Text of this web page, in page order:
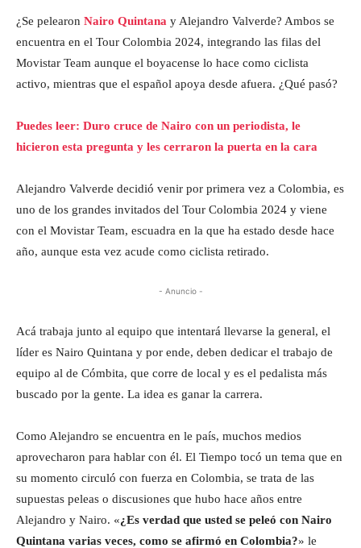
¿Se pelearon Nairo Quintana y Alejandro Valverde? Ambos se
encuentra en el Tour Colombia 2024, integrando las filas del
Movistar Team aunque el boyacense lo hace como ciclista
activo, mientras que el español apoya desde afuera. ¿Qué pasó?
Puedes leer: Duro cruce de Nairo con un periodista, le
hicieron esta pregunta y les cerraron la puerta en la cara
Alejandro Valverde decidió venir por primera vez a Colombia, es
uno de los grandes invitados del Tour Colombia 2024 y viene
con el Movistar Team, escuadra en la que ha estado desde hace
año, aunque esta vez acude como ciclista retirado.
- Anuncio -
Acá trabaja junto al equipo que intentará llevarse la general, el
líder es Nairo Quintana y por ende, deben dedicar el trabajo de
equipo al de Cómbita, que corre de local y es el pedalista más
buscado por la gente. La idea es ganar la carrera.
Como Alejandro se encuentra en le país, muchos medios
aprovecharon para hablar con él. El Tiempo tocó un tema que en
su momento circuló con fuerza en Colombia, se trata de las
supuestas peleas o discusiones que hubo hace años entre
Alejandro y Nairo. «¿Es verdad que usted se peleó con Nairo
Quintana varias veces, como se afirmó en Colombia?» le